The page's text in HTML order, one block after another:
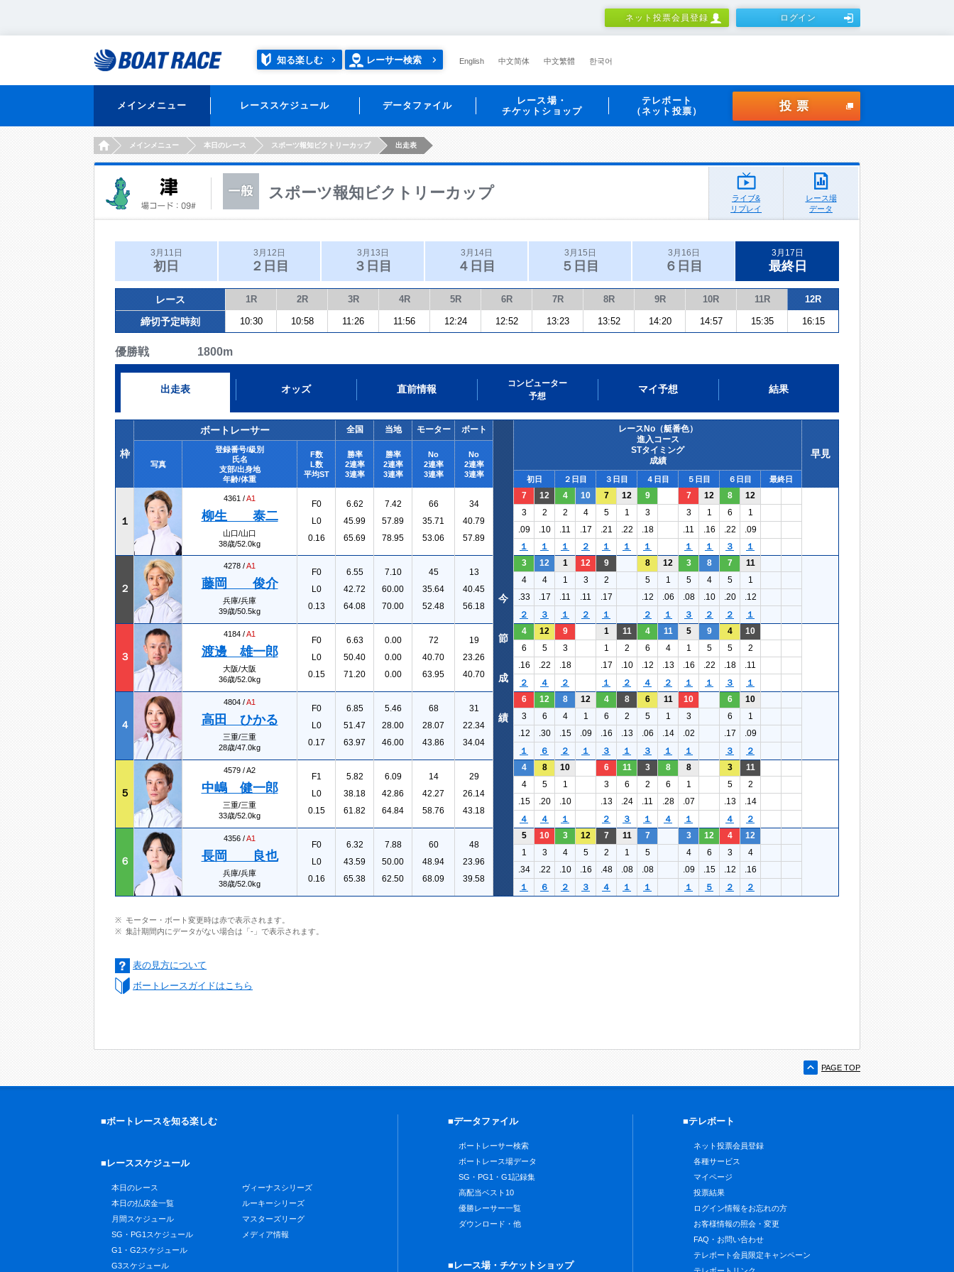
ネット投票会員登録 ログイン
知る楽しむ レーサー検索 English 中文简体 中文繁體 한국어
メインメニュー レーススケジュール データファイル
レース場・
チケットショップ
テレボート
（ネット投票）
投票
HOMEメインメニュー 本日のレース スポーツ報知ビクトリーカップ 出走表
スポーツ報知ビクトリーカップ
ライブ&
リプレイ
レース場
データ
3月11日
初日
3月12日
２日目
3月13日
３日目
3月14日
４日目
3月15日
５日目
3月16日
６日目
3月17日
最終日
レース 1R 2R 3R 4R 5R 6R 7R 8R 9R 10R 11R 12R
締切予定時刻 10:30 10:58 11:26 11:56 12:24 12:52 13:23 13:52 14:20 14:57 15:35 16:15
優勝戦 1800m
出走表 オッズ 直前情報
コンピューター
予想
マイ予想 結果
枠
ボートレーサー 全国 当地 モーター ボート
レースNo（艇番色）
進入コース
STタイミング
成績
早見
写真
登録番号/級別
氏名
支部/出身地
年齢/体重
F数
L数
平均ST
勝率
2連率
3連率
勝率
2連率
3連率
No
2連率
3連率
No
2連率
3連率
初日 ２日目 ３日目 ４日目 ５日目 ６日目 最終日
１
4361 /A1
柳生 泰二
山口/山口
38歳/52.0kg
F0
L0
0.16
6.62
45.99
65.69
7.42
57.89
78.95
66
35.71
53.06
34
40.79
57.89
7 12 4 10 7 12 9 7 12 8
12
3
2 2 4 5 1 3 3 1 6
1
.09
.10 .11 .17 .21 .22 .18 .11 .16 .22
.09
１
１ １ ２ １ １ １ １ １ ３ １
２
4278 /A1
藤岡 俊介
兵庫/兵庫
39歳/50.5kg
F0
L0
0.13
6.55
42.72
64.08
7.10
60.00
70.00
45
35.64
52.48
13
40.45
56.18
3 12 1 12 9 8 12 3 8 7
11
4
4 1 3 2 5 1 5 4 5
1
.33
.17 .11 .11 .17 .12 .06 .08 .10 .20
.12
２
３ １ ２ １ ２ １ ３ ２ ２ １
３
4184 /A1
渡邊 雄一郎
大阪/大阪
36歳/52.0kg
F0
L0
0.15
6.63
50.40
71.20
0.00
0.00
0.00
72
40.70
63.95
19
23.26
40.70
4 12 9 1 11 4 11 5 9 4
10
6
5 3 1 2 6 4 1 5 5
2
.16
.22 .18 .17 .10 .12 .13 .16 .22 .18
.11
２
４ ２ １ ２ ４ ２ １ １ ３ １
４
4804 /A1
高田 ひかる
三重/三重
28歳/47.0kg
F0
L0
0.17
6.85
51.47
63.97
5.46
28.00
46.00
68
28.07
43.86
31
22.34
34.04
6 12 8 12 4 8 6 11 10 6
10
3
6 4 1 6 2 5 1 3 6
1
.12
.30 .15 .09 .16 .13 .06 .14 .02 .17
.09
１
６ ２ １ ３ １ ３ １ １ ３ ２
５
4579 /A2
中嶋 健一郎
三重/三重
33歳/52.0kg
F1
L0
0.15
5.82
38.18
61.82
6.09
42.86
64.84
14
42.27
58.76
29
26.14
43.18
4 8 10 6 11 3 8 8 3
11
4
5 1 3 6 2 6 1 5
2
.15
.20 .10 .13 .24 .11 .28 .07 .13
.14
４
４ １ ２ ３ １ ４ １ ４ ２
６
4356 /A1
長岡 良也
兵庫/兵庫
38歳/52.0kg
F0
L0
0.16
6.32
43.59
65.38
7.88
50.00
62.50
60
48.94
68.09
48
23.96
39.58
5 10 3 12 7 11 7 3 12 4
12
1
3 4 5 2 1 5 4 6 3
4
.34
.22 .10 .16 .48 .08 .08 .09 .15 .12
.16
１
６ ２ ３ ４ １ １ １ ５ ２ ２
今
節
成
績
モーター・ボート変更時は赤で表示されます。
集計期間内にデータがない場合は「-」で表示されます。
表の見方について
ボートレースガイドはこちら
PAGE TOP
■ボートレースを知る楽しむ
■レーススケジュール
本日のレース
本日の払戻金一覧
月間スケジュール
SG・PG1スケジュール
G1・G2スケジュール
G3スケジュール
ヴィーナスシリーズ
ルーキーシリーズ
マスターズリーグ
メディア情報
■データファイル
ボートレーサー検索
ボートレース場データ
SG・PG1・G1記録集
高配当ベスト10
優勝レーサー一覧
ダウンロード・他
■レース場・チケットショップ
■テレボート
ネット投票会員登録
各種サービス
マイページ
投票結果
ログイン情報をお忘れの方
お客様情報の照会・変更
FAQ・お問い合わせ
テレボート会員限定キャンペーン